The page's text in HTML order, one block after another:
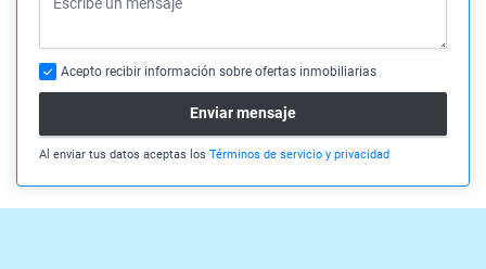
Acepto recibir información sobre ofertas inmobiliarias
Enviar mensaje
Al enviar tus datos aceptas los Términos de servicio y privacidad